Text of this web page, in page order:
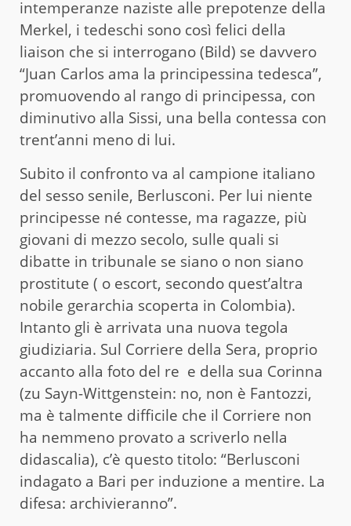
intemperanze naziste alle prepotenze della
Merkel, i tedeschi sono così felici della
liaison che si interrogano (Bild) se davvero
“Juan Carlos ama la principessina tedesca”,
promuovendo al rango di principessa, con
diminutivo alla Sissi, una bella contessa con
trent’anni meno di lui.
Subito il confronto va al campione italiano
del sesso senile, Berlusconi. Per lui niente
principesse né contesse, ma ragazze, più
giovani di mezzo secolo, sulle quali si
dibatte in tribunale se siano o non siano
prostitute ( o escort, secondo quest’altra
nobile gerarchia scoperta in Colombia).
Intanto gli è arrivata una nuova tegola
giudiziaria. Sul Corriere della Sera, proprio
accanto alla foto del re e della sua Corinna
(zu Sayn-Wittgenstein: no, non è Fantozzi,
ma è talmente difficile che il Corriere non
ha nemmeno provato a scriverlo nella
didascalia), c’è questo titolo: “Berlusconi
indagato a Bari per induzione a mentire. La
difesa: archivieranno”.